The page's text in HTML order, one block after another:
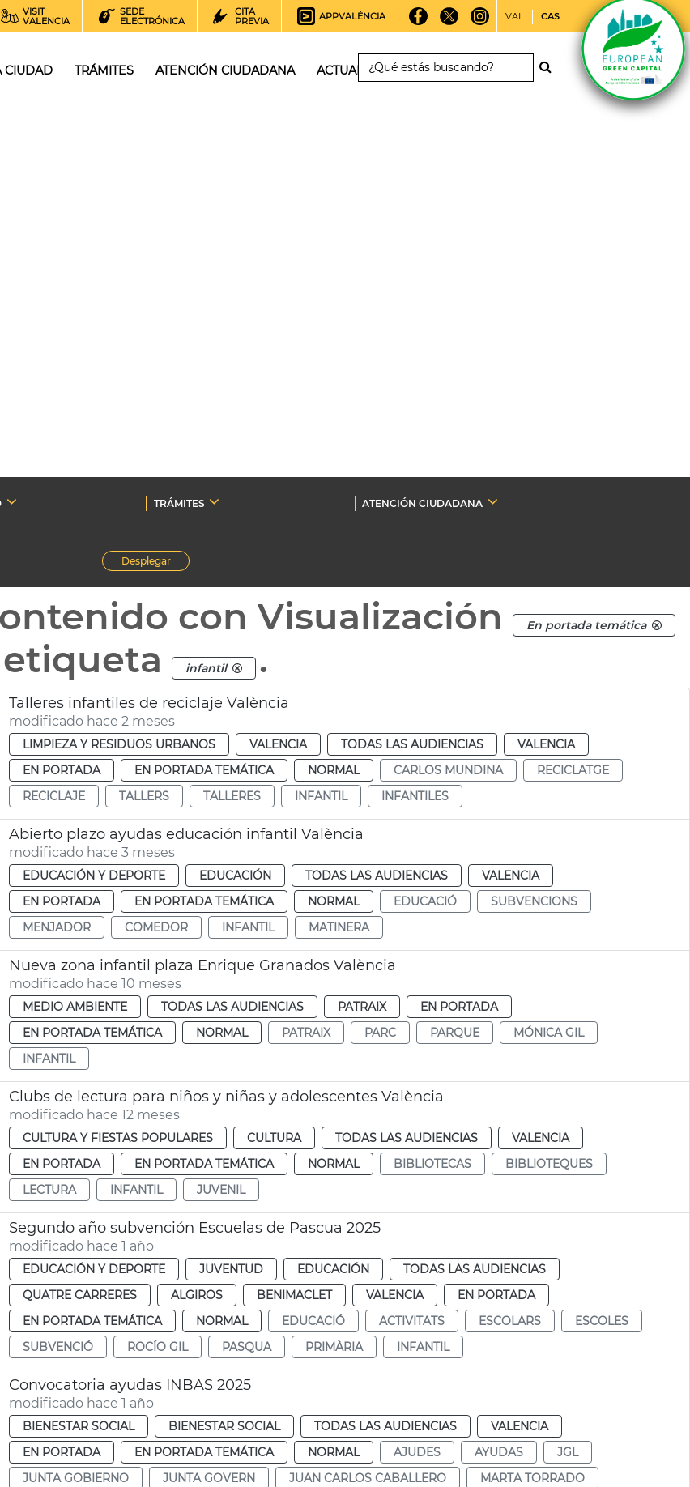
VISIT
VALENCIA
SEDE
ELECTRÓNICA
CITA
PREVIA
APPVALÈNCIA VAL CAS
CIUDAD TRÁMITES ATENCIÓN CIUDADANA ACTUALIDAD
TRÁMITES
ATENCIÓN CIUDADANA
Desplegar
con Visualización En portada temática
infantil .
Talleres infantiles de reciclaje València
modificado hace 2 meses
LIMPIEZA Y RESIDUOS URBANOS VALENCIA TODAS LAS AUDIENCIAS
VALENCIA
EN PORTADA
EN PORTADA TEMÁTICA NORMAL CARLOS MUNDINA
RECICLATGE
RECICLAJE
TALLERS TALLERES INFANTIL INFANTILES
Abierto plazo ayudas educación infantil València
modificado hace 3 meses
EDUCACIÓN Y DEPORTE EDUCACIÓN TODAS LAS AUDIENCIAS
VALENCIA
EN PORTADA
EN PORTADA TEMÁTICA NORMAL EDUCACIÓ
SUBVENCIONS
MENJADOR
COMEDOR INFANTIL MATINERA
Nueva zona infantil plaza Enrique Granados València
modificado hace 10 meses
MEDIO AMBIENTE TODAS LAS AUDIENCIAS PATRAIX
EN PORTADA
EN PORTADA TEMÁTICA
NORMAL PATRAIX PARC PARQUE
MÓNICA GIL
INFANTIL
Clubs de lectura para niños y niñas y adolescentes València
modificado hace 12 meses
CULTURA Y FIESTAS POPULARES CULTURA TODAS LAS AUDIENCIAS
VALENCIA
EN PORTADA
EN PORTADA TEMÁTICA NORMAL BIBLIOTECAS
BIBLIOTEQUES
LECTURA
INFANTIL JUVENIL
Segundo año subvención Escuelas de Pascua 2025
modificado hace 1 año
EDUCACIÓN Y DEPORTE JUVENTUD EDUCACIÓN
TODAS LAS AUDIENCIAS
QUATRE CARRERES
ALGIROS BENIMACLET VALENCIA
EN PORTADA
EN PORTADA TEMÁTICA
NORMAL EDUCACIÓ ACTIVITATS ESCOLARS
ESCOLES
SUBVENCIÓ
ROCÍO GIL PASQUA PRIMÀRIA INFANTIL
Convocatoria ayudas INBAS 2025
modificado hace 1 año
BIENESTAR SOCIAL BIENESTAR SOCIAL TODAS LAS AUDIENCIAS
VALENCIA
EN PORTADA
EN PORTADA TEMÁTICA NORMAL AJUDES AYUDAS
JGL
JUNTA GOBIERNO
JUNTA GOVERN JUAN CARLOS CABALLERO
MARTA TORRADO